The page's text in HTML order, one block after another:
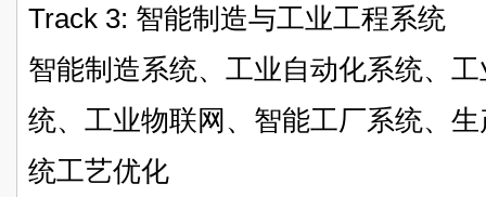
Track 3: 智能制造与工业工程系统
智能制造系统、工业自动化系统、
统、工业物联网、智能工厂系统、
统工艺优化